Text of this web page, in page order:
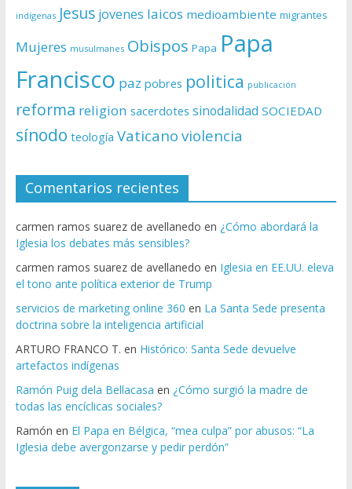
indígenas Jesus jovenes laicos medioambiente migrantes
Mujeres musulmanes Obispos Papa Papa
Francisco paz pobres politica publicación
reforma religion sacerdotes sinodalidad SOCIEDAD
sínodo teología Vaticano violencia
Comentarios recientes
carmen ramos suarez de avellanedo en ¿Cómo abordará la
Iglesia los debates más sensibles?
carmen ramos suarez de avellanedo en Iglesia en EE.UU. eleva
el tono ante política exterior de Trump
servicios de marketing online 360 en La Santa Sede presenta
doctrina sobre la inteligencia artificial
ARTURO FRANCO T. en Histórico: Santa Sede devuelve
artefactos indígenas
Ramón Puig dela Bellacasa en ¿Cómo surgió la madre de
todas las encíclicas sociales?
Ramón en El Papa en Bélgica, “mea culpa” por abusos: “La
Iglesia debe avergonzarse y pedir perdón”